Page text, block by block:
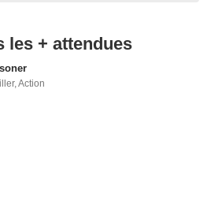
les + attendues
,Action